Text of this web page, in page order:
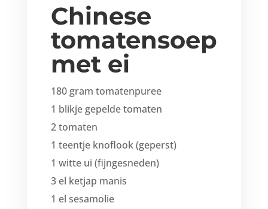
Chinese
tomatensoep
met ei
180 gram tomatenpuree
1 blikje gepelde tomaten
2 tomaten
1 teentje knoflook (geperst)
1 witte ui (fijngesneden)
3 el ketjap manis
1 el sesamolie